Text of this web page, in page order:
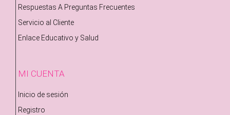
Respuestas A Preguntas Frecuentes
Servicio al Cliente
Enlace Educativo y Salud
MI CUENTA
Inicio de sesión
Registro